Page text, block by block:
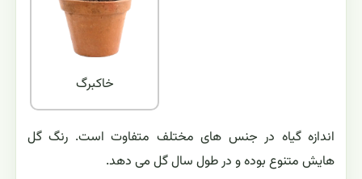
خاكبرگ
اندازه گیاه در جنس های مختلف متفاوت است. رنگ گل
هایش متنوع بوده و در طول سال گل می دهد.